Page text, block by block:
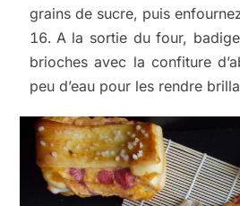
grains de sucre, puis
A la sortie du four,
brioches avec la confiture
peu d’eau pour les rendre